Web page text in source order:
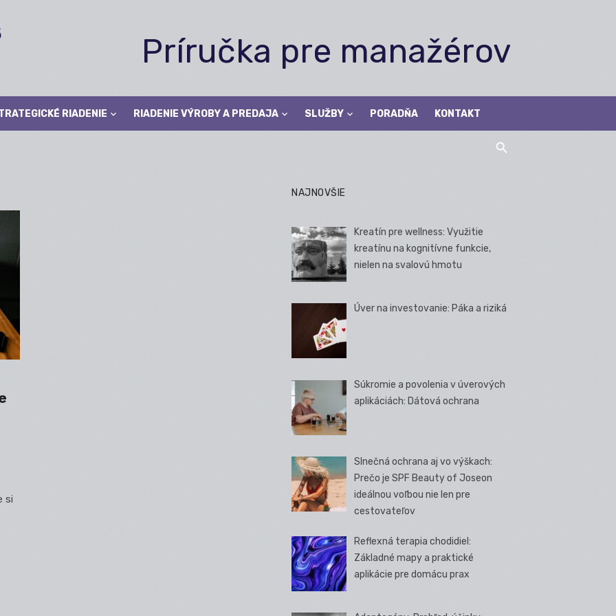
Príručka pre manažérov
RIADENIE RIADENIE VÝROBY A PREDAJA SLUŽBY PORADŇA KONTAKT
si
NAJNOVŠIE
Kreatín pre wellness: Využitie
kreatínu na kognitívne funkcie,
nielen na svalovú hmotu
Úver na investovanie: Páka a riziká
Súkromie a povolenia v úverových
aplikáciách: Dátová ochrana
Slnečná ochrana aj vo výškach:
Prečo je SPF Beauty of Joseon
ideálnou voľbou nie len pre
cestovateľov
Reflexná terapia chodidiel:
Základné mapy a praktické
aplikácie pre domácu prax